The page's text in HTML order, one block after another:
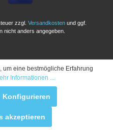
zzgl. Versandkosten und ggf.
nicht anders angegeben.
um eine bestmögliche Erfahrung
Informationen ...
Konfigurieren
akzeptieren